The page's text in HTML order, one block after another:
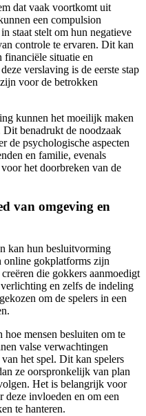
dat vaak voortkomt uit
een compulsion
staat stelt om hun negatieve
controle te ervaren. Dit kan
financiële situatie en
verslaving is de eerste stap
voor de betrokken
kunnen het moeilijk maken
benadrukt de noodzaak
de psychologische aspecten
en familie, evenals
het doorbreken van de
van omgeving en
kan hun besluitvorming
online gokplatforms zijn
die gokkers aanmoedigt
en zelfs de indeling
om de spelers in een
mensen besluiten om te
valse verwachtingen
het spel. Dit kan spelers
ze oorspronkelijk van plan
Het is belangrijk voor
deze invloeden en om een
te hanteren.